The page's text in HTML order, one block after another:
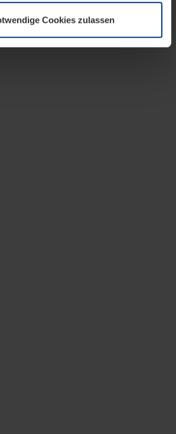
unserer Website ändern oder
Cookies zulassen